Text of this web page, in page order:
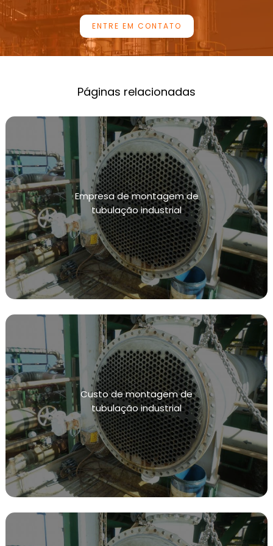
INSPEÇÃO PERIÓDICA DE CALDEIRAS
INSTRUMENTAÇÃO DE PRESSÃO E CALIBRAÇÃO
LABORATÓRIOS DE CALIBRAÇÃO DE
EMPRESAS DE CALIBRAÇÃO DE MANÔMETROS
TRANSMISSORES DE PRESSÃO
LABORATÓRIOS DE CALIBRAÇÃO DE
TRANSMISSORES DE TEMPERATURA
MANUTENÇÃO DE TUBULAÇÕES INDUSTRIAIS
MANUTENÇÃO E CALIBRAÇÃO DE INSTRUMENTOS
DE MEDIÇÃO DE PRESSÃO
MANUTENÇÃO E CALIBRAÇÃO DE INSTRUMENTOS
DE MEDIÇÃO DE TEMPERATURA
MANUTENÇÃO PREVENTIVA EM INSTALAÇÕES
CONFORME NR13
SISTEMAS DE CONTENÇÃO DE VAZAMENTOS
TESTE HIDROSTÁTICO
INSPEÇÃO NR13
NR13 VASOS DE PRESSÃO
INSPEÇÃO VASOS DE PRESSÃO NR13
CALIBRAÇÃO DE VÁLVULAS
CALIBRAÇÃO DE VÁLVULAS DE ALIVIO
CALIBRAÇÃO DE INSTRUMENTOS DE MEDIÇÃO
INSPEÇÕES DE INTEGRIDADE
TESTE DE ESTANQUEIDADE
TESTE DE ESTANQUEIDADE DE GÁS
ENTRE EM CONTATO
Páginas relacionadas
Empresa de montagem de
tubulação industrial
Custo de montagem de
tubulação industrial